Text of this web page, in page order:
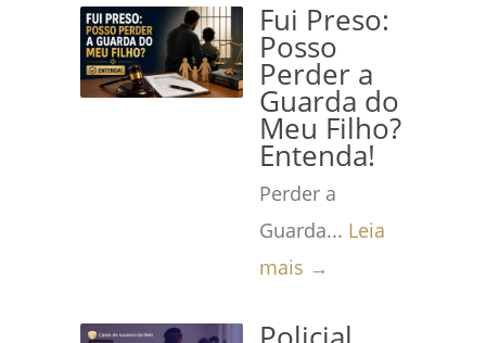
Fui Preso:
Posso
Perder a
Guarda do
Meu Filho?
Entenda!
Perder a
Guarda... Leia
mais →